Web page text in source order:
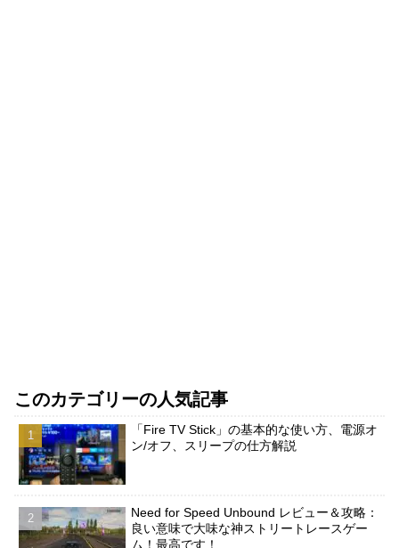
このカテゴリーの人気記事
「Fire TV Stick」の基本的な使い方、電源オ
ン/オフ、スリープの仕方解説
Need for Speed Unbound レビュー＆攻略：
良い意味で大味な神ストリートレースゲー
ム！最高です！